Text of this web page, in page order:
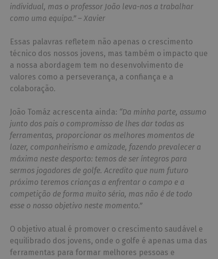
individual, mas o professor João leva-nos a trabalhar
como uma equipa.” – Xavier
Essas palavras refletem não apenas o crescimento
técnico dos nossos jovens, mas também o impacto que
a nossa abordagem tem no desenvolvimento de
valores como a perseverança, a confiança e a
colaboração.
João Tomáz acrescenta ainda: “Da minha parte, assumo
junto dos pais o compromisso de lhes dar todas as
ferramentas, proporcionar os melhores momentos de
lazer, companheirismo e amizade, fazendo prevalecer a
máxima neste desporto: temos de ser íntegros para
sermos jogadores de golfe. Acredito que num futuro
próximo teremos crianças a enfrentar o campo e a
competição de forma muito séria, mas não é de todo
esse o nosso objetivo neste momento.”
O objetivo atual é promover o crescimento saudável e
equilibrado dos jovens, onde o golfe é apenas uma das
ferramentas para formar melhores pessoas e